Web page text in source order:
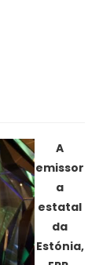
A
emissor
a
estatal
da
Estónia,